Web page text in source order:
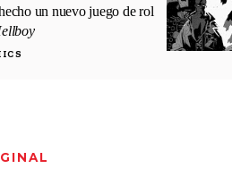
un nuevo juego de rol